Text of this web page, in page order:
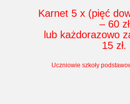
Karnet 5 x (pięć
– 60 zł
lub każdorazowo
15 zł.
Uczniowie szkoły